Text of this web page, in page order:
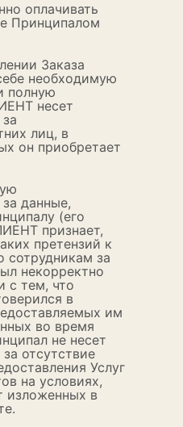
оплачивать
Принципалом
Заказа
необходимую
полную
несет
лиц, в
он приобретает
данные,
(его
признает,
претензий к
сотрудникам за
некорректно
с тем, что
в
им
во время
не несет
отсутствие
Услуг
на условиях,
изложенных в